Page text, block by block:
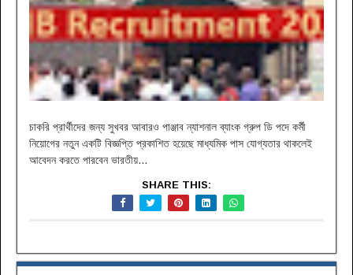
চাকরি প্রার্থীদের জন্য সুখবর আবারও পাঞ্জাব ন্যাশনাল ব্যাংক গ্রুপ ডি পদে কর্মী
নিয়োগের নতুন একটি বিজ্ঞপ্তি প্রকাশিত হয়েছে মাধ্যমিক পাস যোগ্যতার থাকলেই
আবেদন করতে পারবেন ভারতীয়...
SHARE THIS: